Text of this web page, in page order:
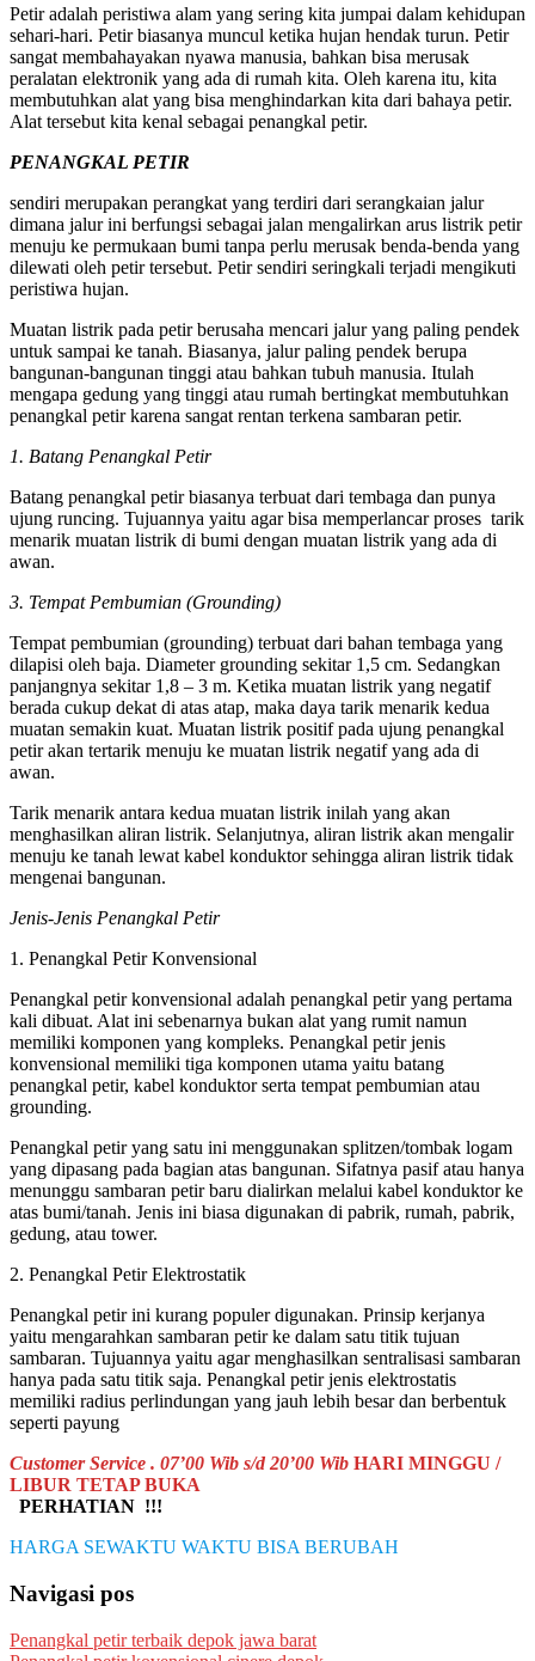
Petir adalah peristiwa alam yang sering kita jumpai dalam kehidupan
sehari-hari. Petir biasanya muncul ketika hujan hendak turun. Petir
sangat membahayakan nyawa manusia, bahkan bisa merusak
peralatan elektronik yang ada di rumah kita. Oleh karena itu, kita
membutuhkan alat yang bisa menghindarkan kita dari bahaya petir.
Alat tersebut kita kenal sebagai penangkal petir.
PENANGKAL PETIR
sendiri merupakan perangkat yang terdiri dari serangkaian jalur
dimana jalur ini berfungsi sebagai jalan mengalirkan arus listrik petir
menuju ke permukaan bumi tanpa perlu merusak benda-benda yang
dilewati oleh petir tersebut. Petir sendiri seringkali terjadi mengikuti
peristiwa hujan.
Muatan listrik pada petir berusaha mencari jalur yang paling pendek
untuk sampai ke tanah. Biasanya, jalur paling pendek berupa
bangunan-bangunan tinggi atau bahkan tubuh manusia. Itulah
mengapa gedung yang tinggi atau rumah bertingkat membutuhkan
penangkal petir karena sangat rentan terkena sambaran petir.
1. Batang Penangkal Petir
Batang penangkal petir biasanya terbuat dari tembaga dan punya
ujung runcing. Tujuannya yaitu agar bisa memperlancar proses tarik
menarik muatan listrik di bumi dengan muatan listrik yang ada di
awan.
3. Tempat Pembumian (Grounding)
Tempat pembumian (grounding) terbuat dari bahan tembaga yang
dilapisi oleh baja. Diameter grounding sekitar 1,5 cm. Sedangkan
panjangnya sekitar 1,8 – 3 m. Ketika muatan listrik yang negatif
berada cukup dekat di atas atap, maka daya tarik menarik kedua
muatan semakin kuat. Muatan listrik positif pada ujung penangkal
petir akan tertarik menuju ke muatan listrik negatif yang ada di
awan.
Tarik menarik antara kedua muatan listrik inilah yang akan
menghasilkan aliran listrik. Selanjutnya, aliran listrik akan mengalir
menuju ke tanah lewat kabel konduktor sehingga aliran listrik tidak
mengenai bangunan.
Jenis-Jenis Penangkal Petir
1. Penangkal Petir Konvensional
Penangkal petir konvensional adalah penangkal petir yang pertama
kali dibuat. Alat ini sebenarnya bukan alat yang rumit namun
memiliki komponen yang kompleks. Penangkal petir jenis
konvensional memiliki tiga komponen utama yaitu batang
penangkal petir, kabel konduktor serta tempat pembumian atau
grounding.
Penangkal petir yang satu ini menggunakan splitzen/tombak logam
yang dipasang pada bagian atas bangunan. Sifatnya pasif atau hanya
menunggu sambaran petir baru dialirkan melalui kabel konduktor ke
atas bumi/tanah. Jenis ini biasa digunakan di pabrik, rumah, pabrik,
gedung, atau tower.
2. Penangkal Petir Elektrostatik
Penangkal petir ini kurang populer digunakan. Prinsip kerjanya
yaitu mengarahkan sambaran petir ke dalam satu titik tujuan
sambaran. Tujuannya yaitu agar menghasilkan sentralisasi sambaran
hanya pada satu titik saja. Penangkal petir jenis elektrostatis
memiliki radius perlindungan yang jauh lebih besar dan berbentuk
seperti payung
Customer Service . 07’00 Wib s/d 20’00 Wib HARI MINGGU /
LIBUR TETAP BUKA
PERHATIAN !!!
HARGA SEWAKTU WAKTU BISA BERUBAH
Navigasi pos
Penangkal petir terbaik depok jawa barat